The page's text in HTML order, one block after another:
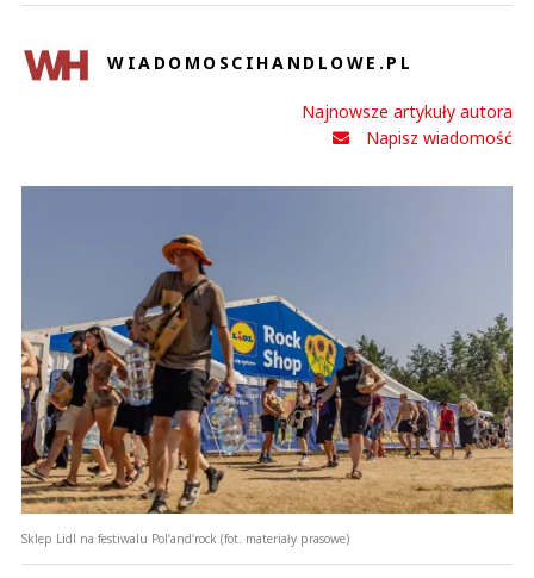
WIADOMOSCIHANDLOWE.PL
Najnowsze artykuły autora
Napisz wiadomość
Sklep Lidl na festiwalu Pol‘and‘rock (fot. materiały prasowe)